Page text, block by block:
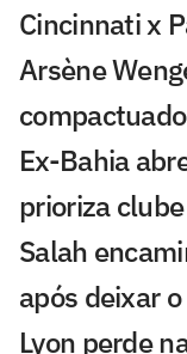
Cincinnati x
Arsène
Ex-Bahia
prioriza
Salah
após deixar
Lyon perde